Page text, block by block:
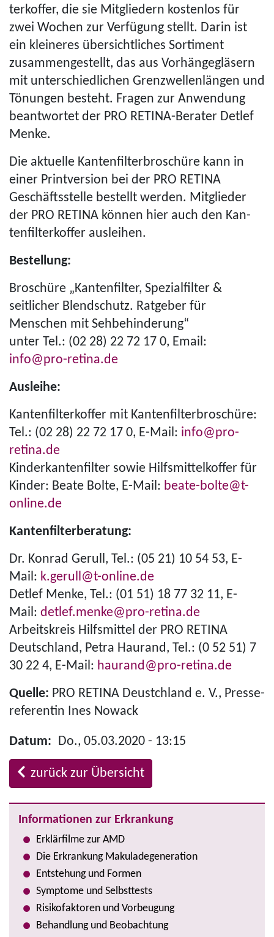
ter­kof­fer, die sie Mitgliedern kostenlos für
zwei Wochen zur Verfügung stellt. Darin ist
ein kleineres über­sicht­li­ches Sortiment
zusammen­gestellt, das aus Vor­hän­ge­glä­sern
mit unter­schied­lichen Grenz­wel­len­län­gen und
Tönungen besteht. Fragen zur Anwendung
beantwortet der PRO RETINA-Berater Detlef
Menke.
Die aktuelle Kan­ten­fil­ter­bro­schüre kann in
einer Printversion bei der PRO RETINA
Geschäfts­stelle bestellt werden. Mitglieder
der PRO RETINA können hier auch den Kan­
ten­fil­ter­kof­fer ausleihen.
Bestellung:
Broschüre „Kantenfilter, Spezialfilter &
seitlicher Blendschutz. Ratgeber für
Menschen mit Seh­be­hin­de­rung“
unter Tel.: (02 28) 22 72 17 0, Email:
info@pro-retina.de
Ausleihe:
Kan­ten­fil­ter­kof­fer mit Kan­ten­fil­ter­bro­schüre:
Tel.: (02 28) 22 72 17 0, E-Mail: info@pro-
retina.de
Kin­der­kan­ten­fil­ter sowie Hilfs­mit­tel­kof­fer für
Kinder: Beate Bolte, E-Mail: beate-bolte@t-
online.de
Kan­ten­fil­ter­be­ra­tung:
Dr. Konrad Gerull, Tel.: (05 21) 10 54 53, E-
Mail: k.gerull@t-online.de
Detlef Menke, Tel.: (01 51) 18 77 32 11, E-
Mail: detlef.menke@pro-retina.de
Arbeitskreis Hilfsmittel der PRO RETINA
Deutschland, Petra Haurand, Tel.: (0 52 51) 7
30 22 4, E-Mail: haurand@pro-retina.de
Quelle: PRO RETINA Deustchland e. V., Pres­se­
re­fe­ren­tin Ines Nowack
Datum Do., 05.03.2020 - 13:15
zurück zur Übersicht
Informationen zur Erkrankung
Erklärfilme zur AMD
Die Erkrankung Makula­degeneration
Entstehung und Formen
Symptome und Selbsttests
Risi­ko­fak­to­ren und Vorbeugung
Behandlung und Beobachtung